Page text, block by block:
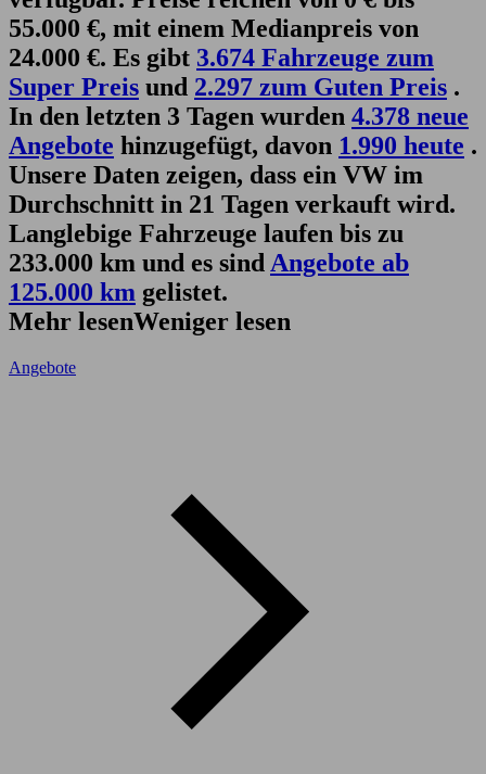
55.000 €, mit einem Medianpreis von
24.000 €. Es gibt 3.674 Fahrzeuge zum
Super Preis und 2.297 zum Guten Preis .
In den letzten 3 Tagen wurden 4.378 neue
Angebote hinzugefügt, davon 1.990 heute .
Unsere Daten zeigen, dass ein VW im
Durchschnitt in 21 Tagen verkauft wird.
Langlebige Fahrzeuge laufen bis zu
233.000 km und es sind Angebote ab
125.000 km gelistet.
Mehr lesenWeniger lesen
Angebote